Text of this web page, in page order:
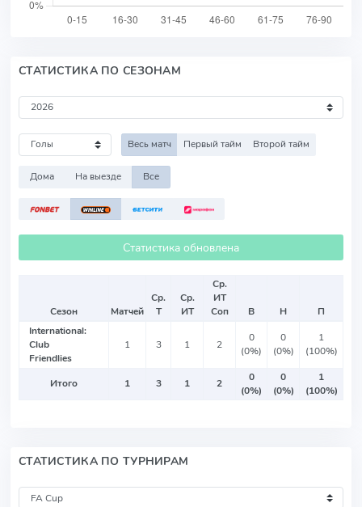
СТАТИСТИКА ПО СЕЗОНАМ
Весь матч Первый тайм Второй тайм
Дома На выезде Все
Статистика обновлена
Сезон Матчей
Ср.
Т
Ср.
ИТ
Ср.
ИТ
Соп
В Н
П
International:
Club
Friendlies
1 3 1 2
0
(0%)
0
(0%)
1
(100%)
Итого 1 3 1 2
0
(0%)
0
(0%)
1
(100%)
СТАТИСТИКА ПО ТУРНИРАМ